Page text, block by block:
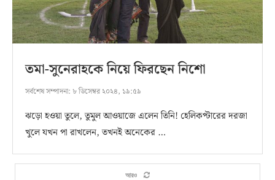
তমা-সুনেরাহকে নিয়ে ফিরছেন নিশো
সর্বশেষ সম্পাদনা: ৮ ডিসেম্বর ২০২৪, ১৯:৫৯
ঝড়ো হওয়া তুলে, তুমুল আওয়াজে এলেন তিনি! হেলিকপ্টারের দরজা
খুলে যখন পা রাখলেন, তখনই অনেকের …
আরও